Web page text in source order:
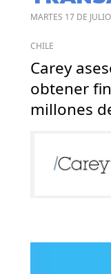
MARTES 17 DE
CHILE
Carey
obtener
millones